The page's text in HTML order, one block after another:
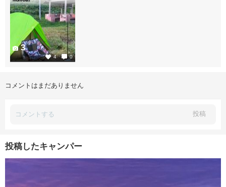
4 0
3
コメントはまだありません
投稿
投稿したキャンパー